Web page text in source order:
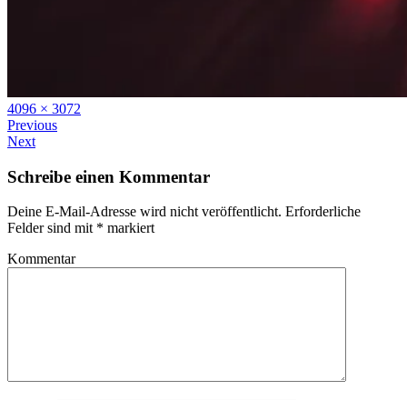
Full
size
4096 × 3072
Previous
Next
Schreibe einen Kommentar
Deine E-Mail-Adresse wird nicht veröffentlicht. Erforderliche
Felder sind mit * markiert
Kommentar